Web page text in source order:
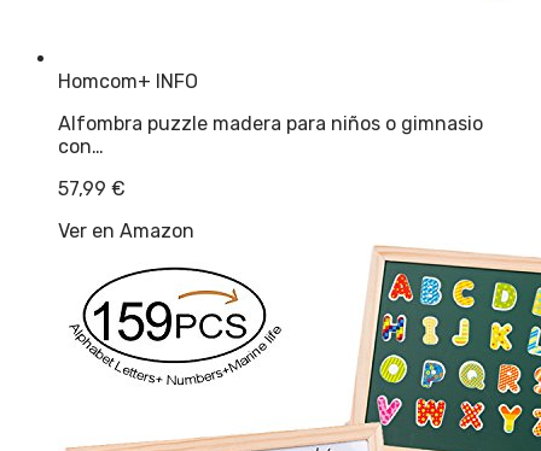
Homcom+ INFO
Alfombra puzzle madera para niños o gimnasio
con…
57,99 €
Ver en Amazon